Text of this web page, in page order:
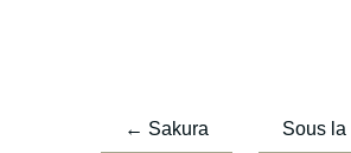
← Sakura Sous la